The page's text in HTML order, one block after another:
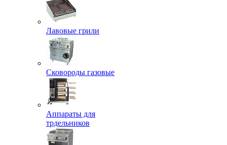
Лавовые грили
Сковороды газовые
Аппараты для
трдельников